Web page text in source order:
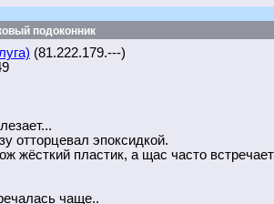
подоконник
(81.222.179.---)
отторцевал эпоксидкой.
жёсткий пластик, а щас часто
чаще..